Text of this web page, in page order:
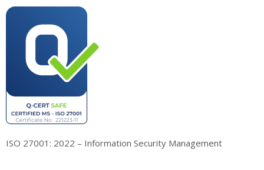
ISO 27001: 2022 – Information Security Management